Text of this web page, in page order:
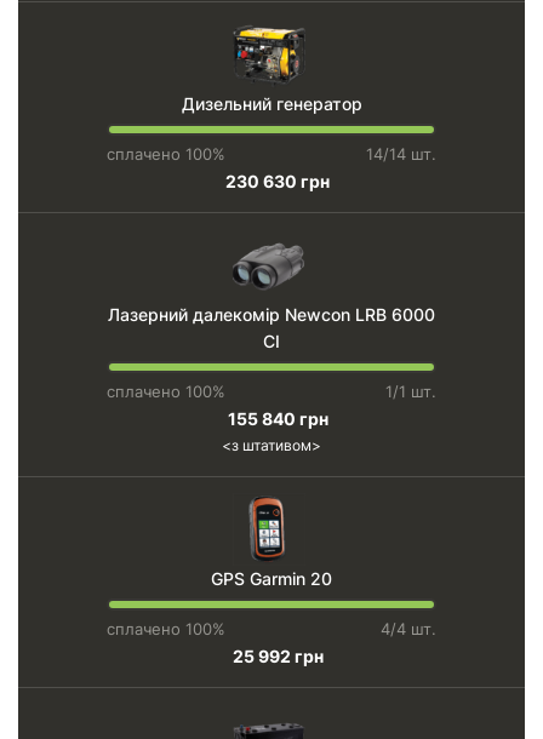
Дизельний генератор
сплачено 100% 14/14 шт.
230 630 грн
Лазерний далекомір Newcon LRB 6000
CI
сплачено 100% 1/1 шт.
155 840 грн
з штативом
GPS Garmin 20
сплачено 100% 4/4 шт.
25 992 грн